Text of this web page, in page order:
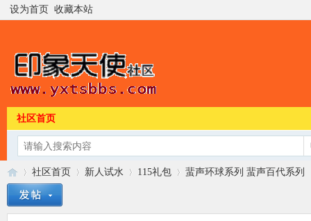
设为首页 收藏本站
社区首页
社区首页 新人试水 115礼包 蜚声环球系列 蜚声百代系列